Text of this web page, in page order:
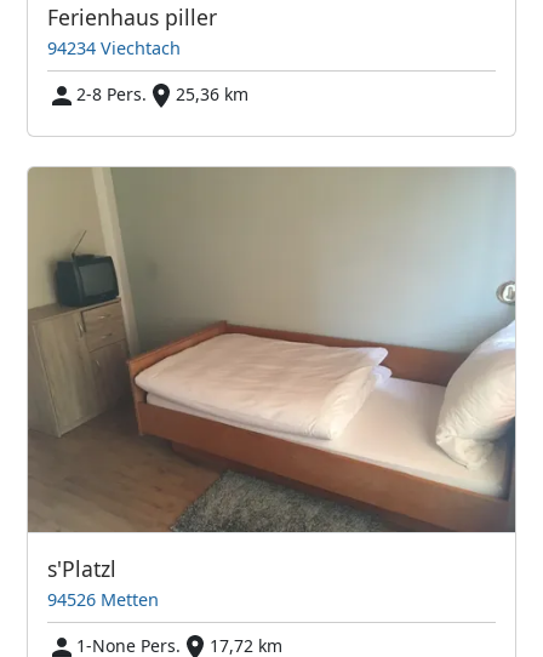
Ferienhaus piller
94234 Viechtach
2-8 Pers.
25,36 km
s'Platzl
94526 Metten
1-None Pers.
17,72 km